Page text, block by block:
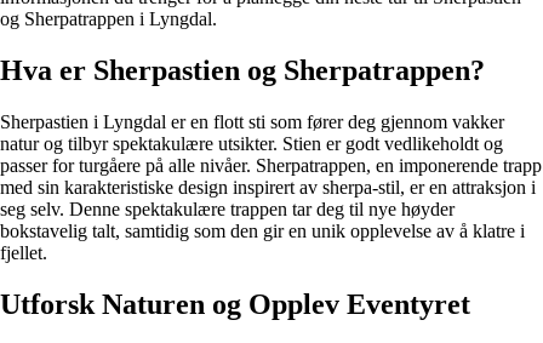
og Sherpatrappen i Lyngdal.
Hva er Sherpastien og Sherpatrappen?
Sherpastien i Lyngdal er en flott sti som fører deg gjennom vakker
natur og tilbyr spektakulære utsikter. Stien er godt vedlikeholdt og
passer for turgåere på alle nivåer. Sherpatrappen, en imponerende trapp
med sin karakteristiske design inspirert av sherpa-stil, er en attraksjon i
seg selv. Denne spektakulære trappen tar deg til nye høyder
bokstavelig talt, samtidig som den gir en unik opplevelse av å klatre i
fjellet.
Utforsk Naturen og Opplev Eventyret